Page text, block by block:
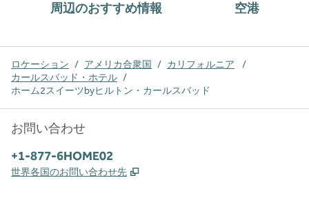
周辺のおすすめ情報 空港
ロケーション / アメリカ合衆国 / カリフォルニア
/
カールスバッド・ホテル /
ホーム2スイーツbyヒルトン・カールスバッド
お問い合わせ
電話番号：
+1-877-6HOME02
世界各国のお問い合わせ先 ,